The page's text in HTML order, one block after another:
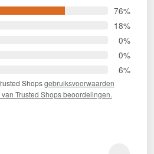
76%
18%
0%
0%
6%
Shopsgebruiksvoorwaarden
Trusted Shops beoordelingen.